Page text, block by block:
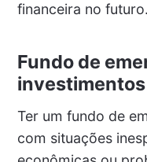
financeira no futuro.
Fundo de
investimentos
Ter um fundo de
com situações